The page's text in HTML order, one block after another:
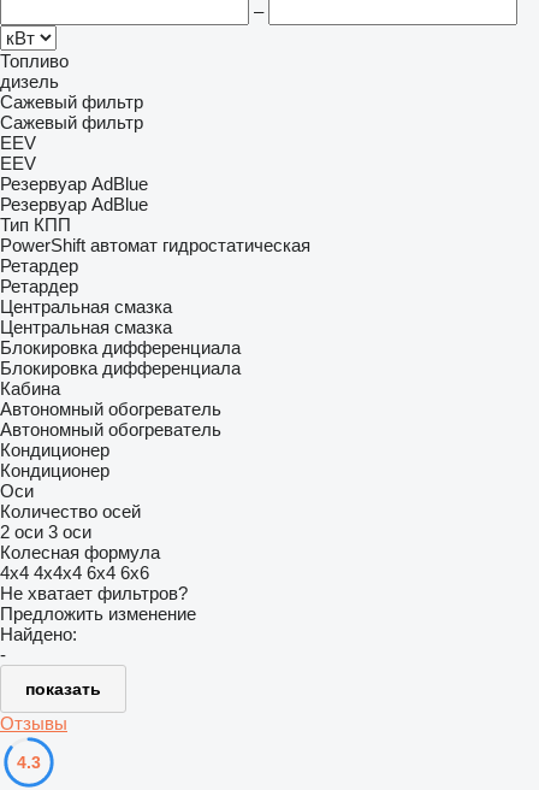
–
Топливо
дизель
Сажевый фильтр
Сажевый фильтр
EEV
EEV
Резервуар AdBlue
Резервуар AdBlue
Тип КПП
PowerShift автомат гидростатическая
Ретардер
Ретардер
Центральная смазка
Центральная смазка
Блокировка дифференциала
Блокировка дифференциала
Кабина
Автономный обогреватель
Автономный обогреватель
Кондиционер
Кондиционер
Оси
Количество осей
2 оси 3 оси
Колесная формула
4x4 4x4x4 6x4 6x6
Не хватает фильтров?
Предложить изменение
Найдено:
-
показать
Отзывы
4.3